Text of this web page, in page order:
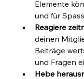
Elemente
und für
Reagiere
deinen
Beiträge
und Fragen
Hebe